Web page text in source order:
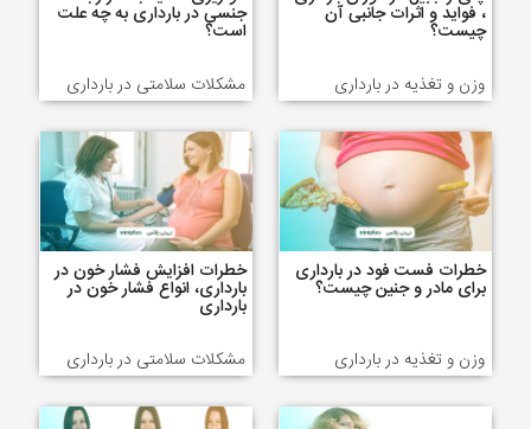
، فواید و اثرات جانبی آن
چیست؟
وزن و تغذیه در بارداری
جنسی در بارداری به چه علت
است؟
مشکلات سلامتی در بارداری
خطرات فست فود در بارداری
برای مادر و جنین چیست؟
وزن و تغذیه در بارداری
خطرات افزایش فشار خون در
بارداری، انواع فشار خون در
بارداری
مشکلات سلامتی در بارداری